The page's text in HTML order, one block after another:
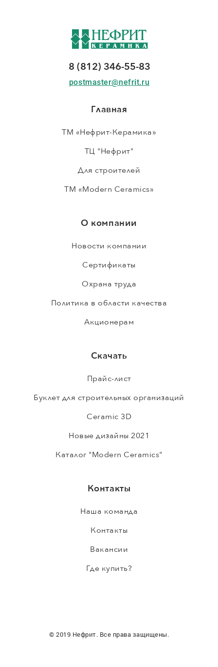
8 (812) 346-55-83
postmaster@nefrit.ru
Главная
ТМ «Нефрит-Керамика»
ТЦ "Нефрит"
Для строителей
ТМ «Modern Ceramics»
О компании
Новости компании
Сертификаты
Охрана труда
Политика в области качества
Акционерам
Скачать
Прайс-лист
Буклет для строительных организаций
Ceramic 3D
Новые дизайны 2021
Каталог "Modern Ceramics"
Контакты
Наша команда
Контакты
Вакансии
Где купить?
© 2019 Нефрит. Все права защищены.